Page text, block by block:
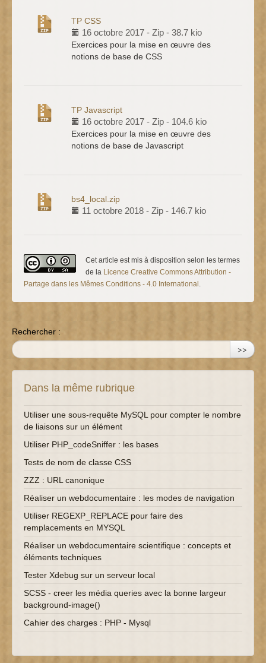
TP CSS
16 octobre 2017 - Zip - 38.7 kio
Exercices pour la mise en œuvre des
notions de base de CSS
TP Javascript
16 octobre 2017 - Zip - 104.6 kio
Exercices pour la mise en œuvre des
notions de base de Javascript
bs4_local.zip
11 octobre 2018 - Zip - 146.7 kio
Cet article est mis à disposition selon les termes
de la Licence Creative Commons Attribution -
Partage dans les Mêmes Conditions - 4.0 International .
Rechercher :
>>
Dans la même rubrique
Utiliser une sous-requête MySQL pour compter le nombre
de liaisons sur un élément
Utiliser PHP_codeSniffer : les bases
Tests de nom de classe CSS
ZZZ : URL canonique
Réaliser un webdocumentaire : les modes de navigation
Utiliser REGEXP_REPLACE pour faire des
remplacements en MYSQL
Réaliser un webdocumentaire scientifique : concepts et
éléments techniques
Tester Xdebug sur un serveur local
SCSS - creer les média queries avec la bonne largeur
background-image()
Cahier des charges : PHP - Mysql